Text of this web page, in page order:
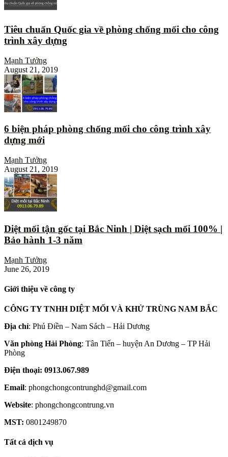
Tiêu chuẩn Quốc gia về phòng chống mối cho công
trình xây dựng
Mạnh Tưởng
August 21, 2019
6 biện pháp phòng chống mối cho công trình xây
dựng mới
Mạnh Tưởng
August 21, 2019
Diệt mối tận gốc tại Bắc Ninh | Diệt sạch mối 100% |
Bảo hành 1-3 năm
Mạnh Tưởng
June 26, 2019
Giới thiệu về công ty
CÔNG TY TNHH DIỆT MỐI VÀ KHỬ TRÙNG NAM BẮC
Địa chỉ: Phú Điền – Nam Sách – Hải Dương
Văn phòng Hải Phòng: Tân Tiến – huyện An Dương – TP Hải
Phòng
Điện thoại: 0913.067.989
Email: phongchongcontrunghd@gmail.com
Website: phongchongcontrung.vn
MST: 0801249870
Tất cả dịch vụ